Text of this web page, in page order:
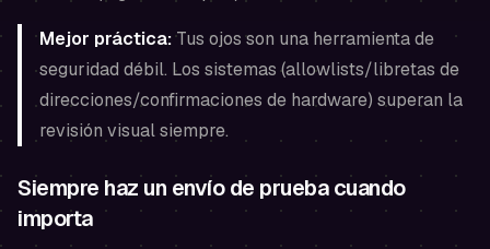
Mejor práctica:Tus ojos son una herramienta de
seguridad débil. Los sistemas (allowlists/libretas de
direcciones/confirmaciones de hardware) superan la
revisión visual siempre.
Siempre haz un envío de prueba cuando
importa